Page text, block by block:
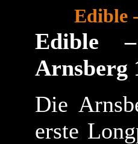
Edible
Edible –
Arnsberg
Die
erste